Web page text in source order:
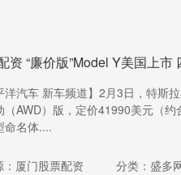
资 “廉价版”Model Y美国上市
洋汽车 新车频道】2月3日，特斯
（AWD）版，定价41990美元（
命名体....
：厦门股票配资 分类：盛多